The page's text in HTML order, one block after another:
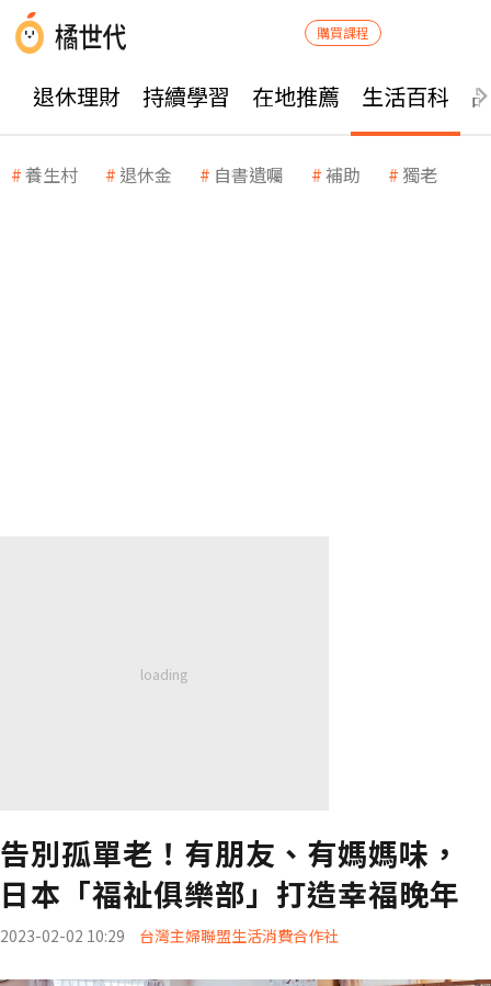
購買課程
退休理財 持續學習 在地推薦 生活百科
養生村 退休金 自書遺囑 補助 獨老
告別孤單老！有朋友、有媽媽味，
日本「福祉俱樂部」打造幸福晚年
2023-02-02 10:29 台灣主婦聯盟生活消費合作社